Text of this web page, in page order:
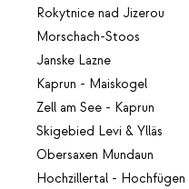
Rokytnice nad Jizerou
Morschach-Stoos
Janske Lazne
Kaprun - Maiskogel
Zell am See - Kaprun
Skigebied Levi & Ylläs
Obersaxen Mundaun
Hochzillertal - Hochfügen